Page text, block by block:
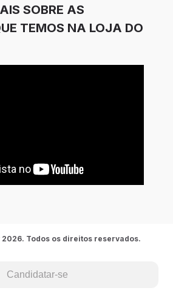
SOBRE AS
TEMOS NA LOJA DO
Candidatar-se
2026. Todos os direitos reservados.